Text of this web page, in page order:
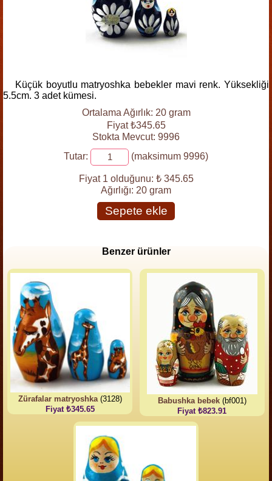
Küçük boyutlu matryoshka bebekler mavi renk. Yüksekliği
5.5cm. 3 adet kümesi.
Ortalama Ağırlık: 20 gram
Fiyat ₺345.65
Stokta Mevcut: 9996
Tutar:
(maksimum 9996)
Fiyat 1 olduğunu: ₺ 345.65
Ağırlığı: 20 gram
Sepete ekle
Benzer ürünler
Zürafalar matryoshka(3128)
Fiyat ₺345.65
Babushka bebek(bf001)
Fiyat ₺823.91